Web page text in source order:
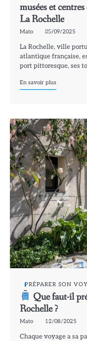
musées et
La Rochelle
Mato 05/09/2025
La Rochelle, ville
atlantique française,
port pittoresque, ses
En savoir plus
PRÉPARER SON
Que faut-il
Rochelle ?
Mato 12/08/2025
Chaque voyage a sa